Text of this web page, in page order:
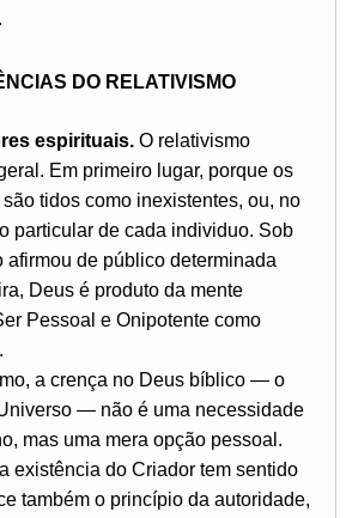
DO RELATIVISMO
espirituais. O relativismo
Em primeiro lugar, porque os
tidos como inexistentes, ou, no
particular de cada individuo. Sob
afirmou de público determinada
Deus é produto da mente
Pessoal e Onipotente como
a crença no Deus bíblico — o
— não é uma necessidade
mas uma mera opção pessoal.
existência do Criador tem sentido
também o princípio da autoridade,